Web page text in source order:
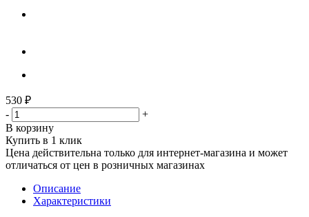
530 ₽
-
+
В корзину
Купить в 1 клик
Цена действительна только для интернет-магазина и может
отличаться от цен в розничных магазинах
Описание
Характеристики